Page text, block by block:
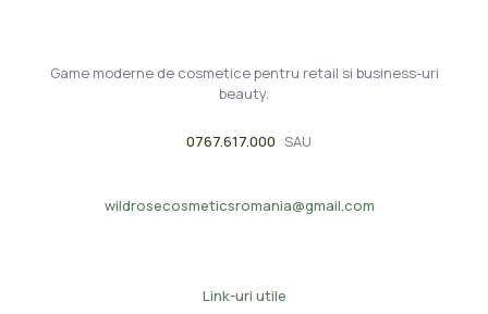
Game moderne de cosmetice pentru retail si business-uri
beauty.
0767.617.000 SAU
wildrosecosmeticsromania@gmail.com
Link-uri utile